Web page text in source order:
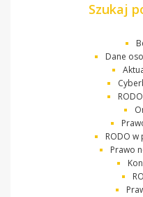
Szukaj
Dane
RODO
Prawo